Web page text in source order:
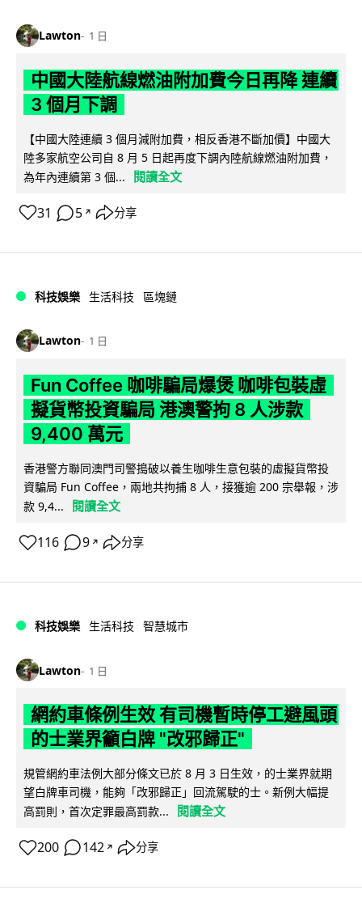
Lawton 1 日
中國大陸航線燃油附加費今日再降 連續
3 個月下調
【中國大陸連續 3 個月減附加費，相反香港不斷加價】中國大
陸多家航空公司自 8 月 5 日起再度下調內陸航線燃油附加費，
為年內連續第 3 個...
閱讀全文
31 5 ↗ 分享
科技娛樂 生活科技 區塊鏈
Lawton 1 日
Fun Coffee 咖啡騙局爆煲 咖啡包裝虛
擬貨幣投資騙局 港澳警拘 8 人涉款
9,400 萬元
香港警方聯同澳門司警搗破以養生咖啡生意包裝的虛擬貨幣投
資騙局 Fun Coffee，兩地共拘捕 8 人，接獲逾 200 宗舉報，涉
款 9,4...
閱讀全文
116 9 ↗ 分享
科技娛樂 生活科技 智慧城市
Lawton 1 日
網約車條例生效 有司機暫時停工避風頭
的士業界籲白牌 "改邪歸正"
規管網約車法例大部分條文已於 8 月 3 日生效，的士業界就期
望白牌車司機，能夠「改邪歸正」回流駕駛的士。新例大幅提
高罰則，首次定罪最高罰款...
閱讀全文
200 142 ↗ 分享